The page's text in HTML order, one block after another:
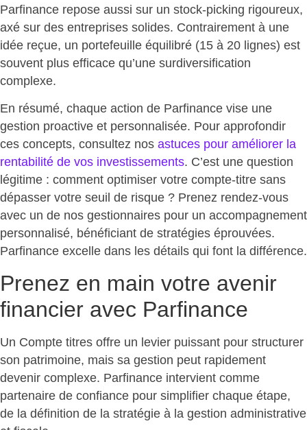
Parfinance repose aussi sur un stock-picking rigoureux,
axé sur des entreprises solides. Contrairement à une
idée reçue, un portefeuille équilibré (15 à 20 lignes) est
souvent plus efficace qu’une surdiversification
complexe.
En résumé, chaque action de Parfinance vise une
gestion proactive et personnalisée. Pour approfondir
ces concepts, consultez nos astuces pour améliorer la
rentabilité de vos investissements. C’est une question
légitime : comment optimiser votre compte-titre sans
dépasser votre seuil de risque ? Prenez rendez-vous
avec un de nos gestionnaires pour un accompagnement
personnalisé, bénéficiant de stratégies éprouvées.
Parfinance excelle dans les détails qui font la différence.
Prenez en main votre avenir
financier avec Parfinance
Un Compte titres offre un levier puissant pour structurer
son patrimoine, mais sa gestion peut rapidement
devenir complexe. Parfinance intervient comme
partenaire de confiance pour simplifier chaque étape,
de la définition de la stratégie à la gestion administrative